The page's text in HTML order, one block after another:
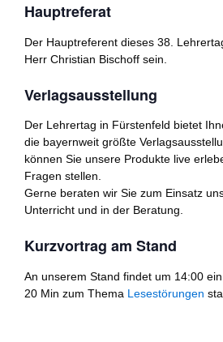
Hauptreferat
Der Hauptreferent dieses 38.
Herr Christian Bischoff sein.
Verlagsausstellung
Der Lehrertag in Fürstenfeld bietet
die bayernweit größte
können Sie unsere Produkte live
Fragen stellen.
Gerne beraten wir Sie zum Einsatz
Unterricht und in der Beratung.
Kurzvortrag am Stand
An unserem Stand findet um 14:00
20 Min zum Thema Lesestörungen